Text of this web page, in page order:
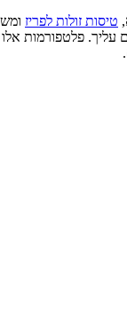
טיסות זולות לפריז
פלטפורמות אלו